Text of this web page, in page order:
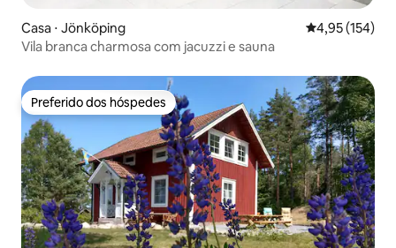
Casa ⋅ Jönköping 4,95 de uma
4,95 (154)
Vila branca charmosa com jacuzzi e sauna
Preferido dos hóspedes
Preferido dos hóspedes